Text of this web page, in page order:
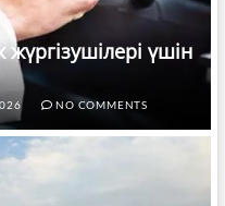
үшін
NO COMMENTS